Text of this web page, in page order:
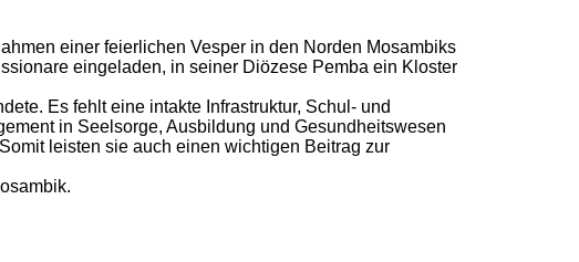
einer feierlichen Vesper in den Norden Mosambiks
eingeladen, in seiner Diözese Pemba ein Kloster
Es fehlt eine intakte Infrastruktur, Schul- und
in Seelsorge, Ausbildung und Gesundheitswesen
leisten sie auch einen wichtigen Beitrag zur